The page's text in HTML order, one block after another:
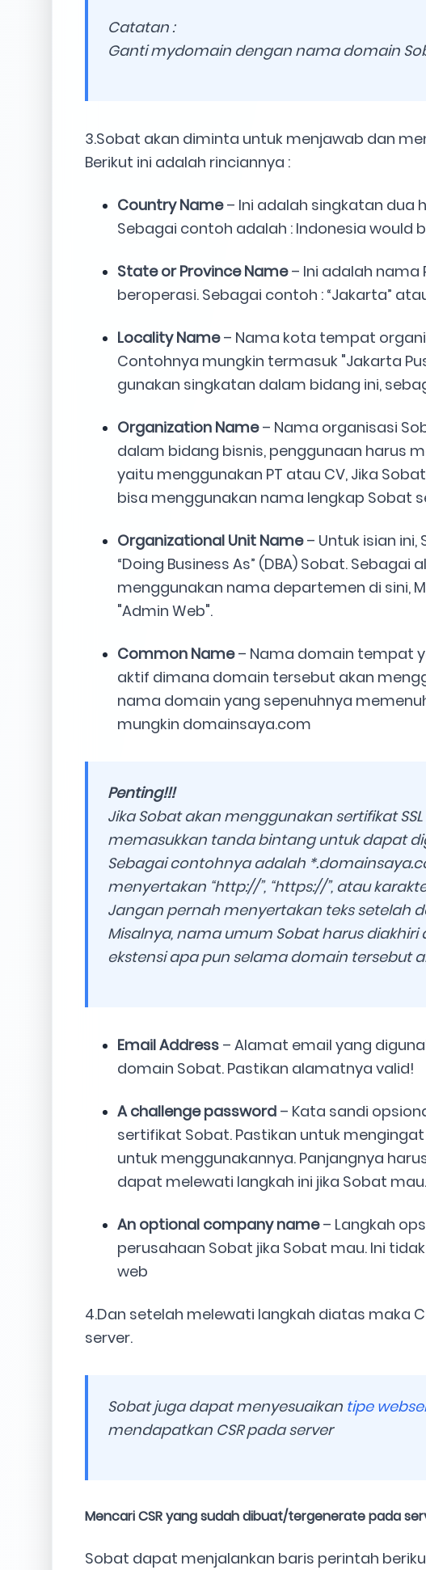
Catatan :
Ganti mydomain dengan nama domain
3.Sobat akan diminta untuk menjawab dan
Berikut ini adalah rinciannya :
Country Name– Ini adalah singkatan dua
Sebagai contoh adalah : Indonesia would
State or Province Name– Ini adalah nama
beroperasi. Sebagai contoh : “Jakarta”
Locality Name– Nama kota tempat
Contohnya mungkin termasuk "Jakarta
gunakan singkatan dalam bidang ini,
Organization Name– Nama organisasi
dalam bidang bisnis, penggunaan harus
yaitu menggunakan PT atau CV, Jika
bisa menggunakan nama lengkap Sobat
Organizational Unit Name– Untuk isian
“Doing Business As” (DBA) Sobat.
menggunakan nama departemen di sini,
"Admin Web".
Common Name– Nama domain tempat
aktif dimana domain tersebut akan
nama domain yang sepenuhnya
mungkin domainsaya.com
Penting!!!
Jika Sobat akan menggunakan sertifikat
memasukkan tanda bintang untuk dapat
Sebagai contohnya adalah
menyertakan “http://”, “https://”, atau
Jangan pernah menyertakan teks setelah
Misalnya, nama umum Sobat harus diakhiri
ekstensi apa pun selama domain tersebut
Email Address – Alamat email yang
domain Sobat. Pastikan alamatnya valid!
A challenge password – Kata sandi
sertifikat Sobat. Pastikan untuk
untuk menggunakannya. Panjangnya
dapat melewati langkah ini jika Sobat mau.
An optional company name– Langkah
perusahaan Sobat jika Sobat mau. Ini
web
4.Dan setelah melewati langkah diatas maka
server.
Sobat juga dapat menyesuaikan tipe
mendapatkan CSR pada server
Mencari CSR yang sudah dibuat/tergenerate pada
Sobat dapat menjalankan baris perintah